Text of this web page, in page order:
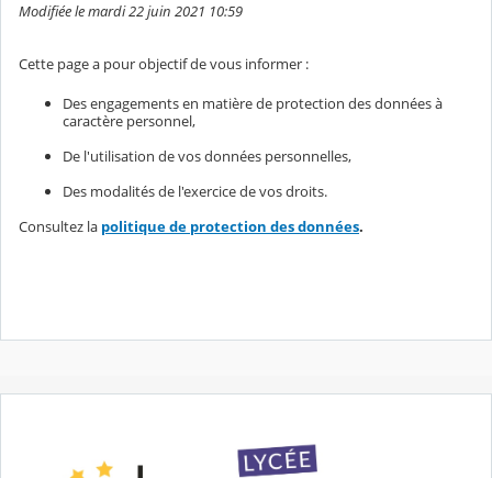
Modifiée le mardi 22 juin 2021 10:59
Cette page a pour objectif de vous informer :
Des engagements en matière de protection des données à
caractère personnel,
De l'utilisation de vos données personnelles,
Des modalités de l'exercice de vos droits.
Consultez la politique de protection des données.